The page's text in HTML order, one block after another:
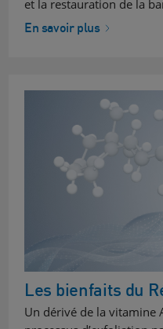
et la restauration de la
En savoir plus
Les bienfaits du
Un dérivé de la vitamine